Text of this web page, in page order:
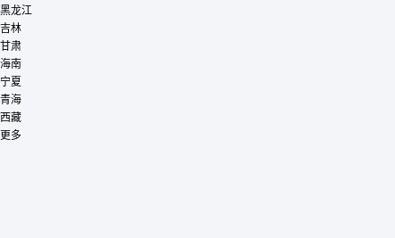
黑龙江
吉林
甘肃
海南
宁夏
青海
西藏
更多